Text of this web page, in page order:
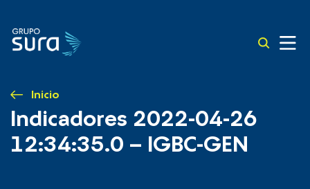
Inicio
Indicadores 2022-04-26
12:34:35.0 – IGBC-GEN